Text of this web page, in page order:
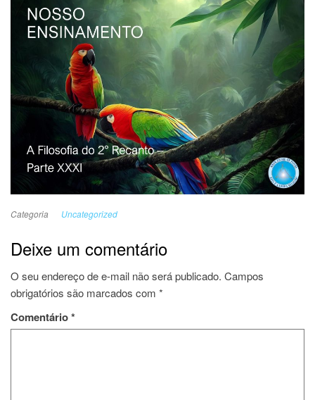
Categoria Uncategorized
Deixe um comentário
O seu endereço de e-mail não será publicado. Campos
obrigatórios são marcados com *
Comentário*